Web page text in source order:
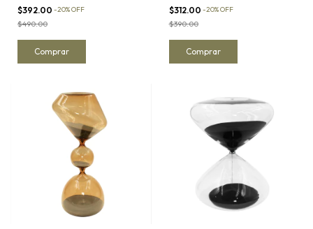
$392.00 -20%OFF
$490.00
$312.00 -20%OFF
$390.00